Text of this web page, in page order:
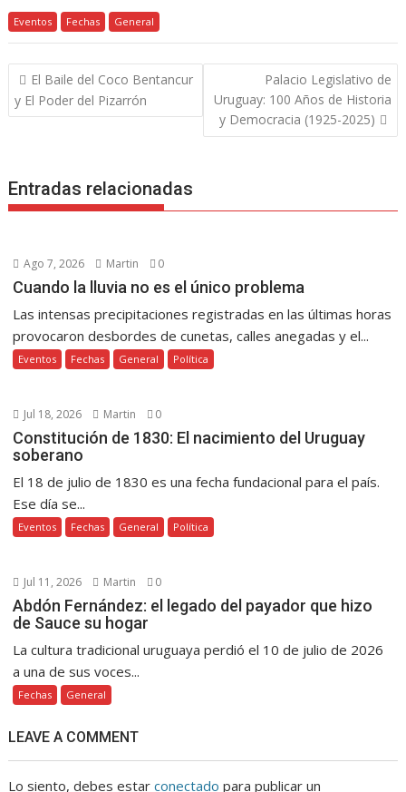
e
b
o
o
itt
er
er
e
st
at
s
A
p
ss
e
n
g
er
p
y
Li
n
k
e
gr
a
m
m
p
ar
ti
r
Eventos Fechas General
Navegación
de
entradas
El Baile del Coco Bentancur
y El Poder del Pizarrón
Palacio Legislativo de
Uruguay: 100 Años de Historia
y Democracia (1925-2025)
Entradas relacionadas
Ago 7, 2026 Martin 0
Cuando la lluvia no es el único problema
Las intensas precipitaciones registradas en las últimas horas
provocaron desbordes de cunetas, calles anegadas y el...
Eventos Fechas General Política
Jul 18, 2026 Martin 0
Constitución de 1830: El nacimiento del Uruguay
soberano
El 18 de julio de 1830 es una fecha fundacional para el país.
Ese día se...
Eventos Fechas General Política
Jul 11, 2026 Martin 0
Abdón Fernández: el legado del payador que hizo
de Sauce su hogar
La cultura tradicional uruguaya perdió el 10 de julio de 2026
a una de sus voces...
Fechas General
LEAVE A COMMENT
Lo siento, debes estarconectado para publicar un